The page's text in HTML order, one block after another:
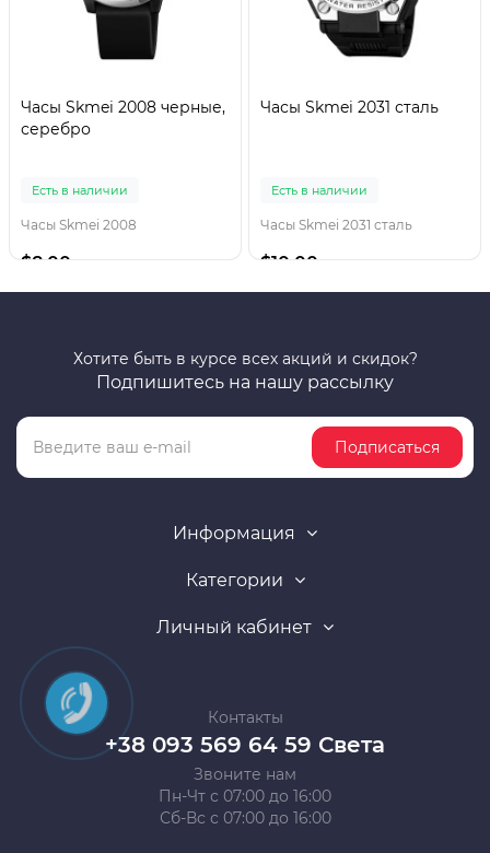
Часы Skmei 2008 черные,
серебро
Есть в наличии
Часы Skmei 2008
$8.00
Часы Skmei 2031 сталь
Есть в наличии
Часы Skmei 2031 сталь
$10.00
Хотите быть в курсе всех акций и скидок?
Подпишитесь на нашу рассылку
Подписаться
Информация
Категории
Личный кабинет
Контакты
+38 093 569 64 59 Света
Звоните нам
Пн-Чт с 07:00 до 16:00
Сб-Вс с 07:00 до 16:00